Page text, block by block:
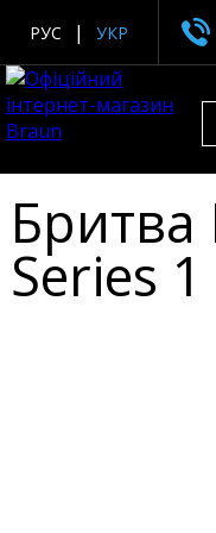
РУС УКР
Бритва
Series